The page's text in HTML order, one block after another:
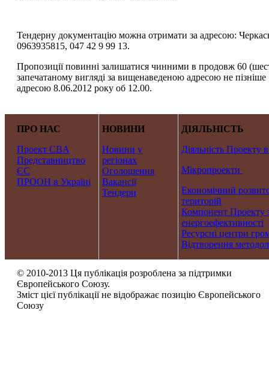
Тендерну документацію можна отримати за адресою:
0963935815, 047 42 9 99 13.
Пропозиції повинні залишатися чинними в продовж 60
запечатаному вигляді за вищенаведеною адресою не
адресою 8.06.2012 року об 12.00.
ПРО НАС
Проект CBA
Представництво
ЄС
ПРООН в Україні
НОВИНИ
Новини у
регіонах
Оголошення
Вакансії
Тендери
ДІЯЛЬНІСТЬ
Діяльність Проекту
Мікропроекти
Економічний
територій
Компонент Проекту
енергоефективності
Ресурсні центри
Відтворення
© 2010-2013 Ця публікація розроблена за підтримки
Європейського Союзу.
Зміст цієї публікації не відображає позицію Європейського
Союзу